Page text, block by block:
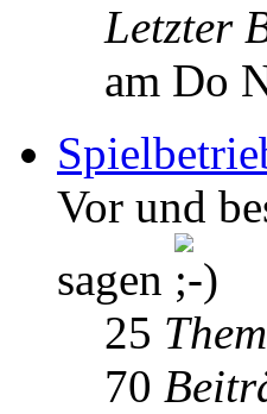
Letzter
am Do
Vor und
sagen
25
70